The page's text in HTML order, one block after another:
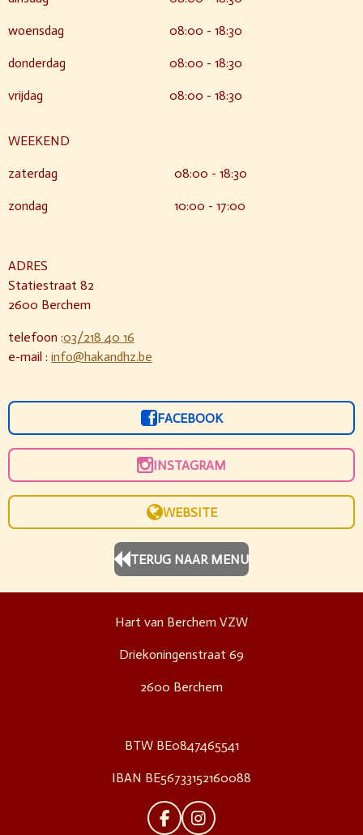
woensdag 08:00 - 18:30
donderdag 08:00 - 18:30
vrijdag 08:00 - 18:30
WEEKEND
zaterdag 08:00 - 18:30
zondag 10:00 - 17:00
ADRES
Statiestraat 82
2600 Berchem
telefoon :03/218 40 16
e-mail : info@hakandhz.be
FACEBOOK
INSTAGRAM
WEBSITE
TERUG NAAR MENU
Hart van Berchem VZW
Driekoningenstraat 69
2600 Berchem
BTW BE0847465541
IBAN BE56733152160088
F
I